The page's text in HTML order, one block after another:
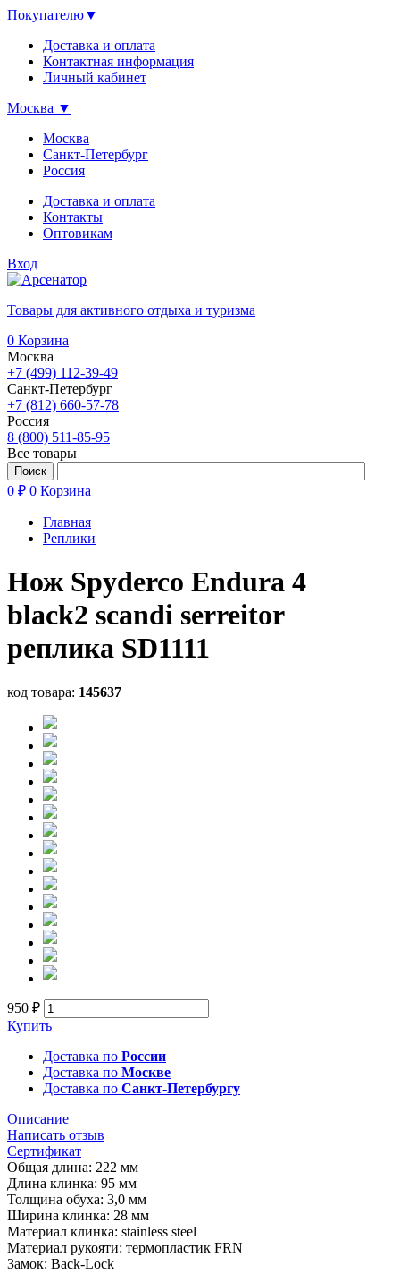
Покупателю▼
Доставка и оплата
Контактная информация
Личный кабинет
Москва ▼
Москва
Санкт-Петербург
Россия
Доставка и оплата
Контакты
Оптовикам
Вход
Товары для активного отдыха и туризма
0 Корзина
Москва
+7 (499) 112-39-49
Санкт-Петербург
+7 (812) 660-57-78
Россия
8 (800) 511-85-95
Все товары
0 ₽ 0 Корзина
Главная
Реплики
Нож Spyderco Endura 4
black2 scandi serreitor
реплика SD1111
код товара: 145637
950 ₽
Купить
Доставка по России
Доставка по Москве
Доставка по Санкт-Петербургу
Описание
Написать отзыв
Сертификат
Общая длина: 222 мм
Длина клинка: 95 мм
Толщина обуха: 3,0 мм
Ширина клинка: 28 мм
Материал клинка: stainless steel
Материал рукояти: термопластик FRN
Замок: Back-Lock